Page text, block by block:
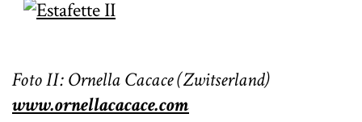
Foto II: Ornella Cacace (Zwitserland)
www.ornellacacace.com